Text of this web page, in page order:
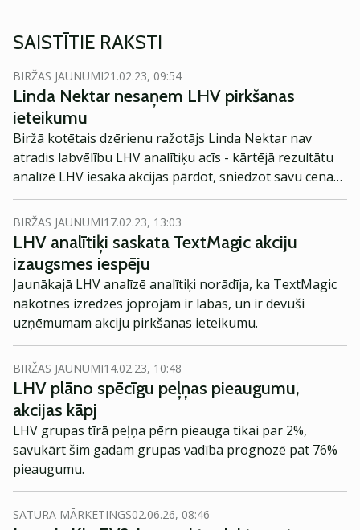
SAISTĪTIE RAKSTI
BIRŽAS JAUNUMI21.02.23, 09:54
Linda Nektar nesaņem LHV pirkšanas
ieteikumu
Biržā kotētais dzērienu ražotājs Linda Nektar nav
atradis labvēlību LHV analītiķu acīs - kārtējā rezultātu
analīzē LHV iesaka akcijas pārdot, sniedzot savu cenas
mērķi zem tirgus cenas.
BIRŽAS JAUNUMI17.02.23, 13:03
LHV analītiķi saskata TextMagic akciju
izaugsmes iespēju
Jaunākajā LHV analīzē analītiķi norādīja, ka TextMagic
nākotnes izredzes joprojām ir labas, un ir devuši
uzņēmumam akciju pirkšanas ieteikumu.
BIRŽAS JAUNUMI14.02.23, 10:48
LHV plāno spēcīgu peļņas pieaugumu,
akcijas kāpj
LHV grupas tīrā peļņa pērn pieauga tikai par 2%,
savukārt šim gadam grupas vadība prognozē pat 76%
pieaugumu.
SATURA MĀRKETINGS02.06.26, 08:46